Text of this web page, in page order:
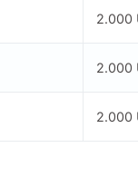
2.000
2.000
2.000